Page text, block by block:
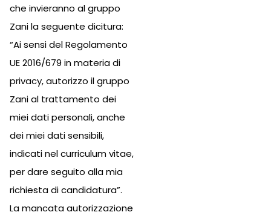
che invieranno al gruppo
Zani la seguente dicitura:
“Ai sensi del Regolamento
UE 2016/679 in materia di
privacy, autorizzo il gruppo
Zani al trattamento dei
miei dati personali, anche
dei miei dati sensibili,
indicati nel curriculum vitae,
per dare seguito alla mia
richiesta di candidatura”.
La mancata autorizzazione